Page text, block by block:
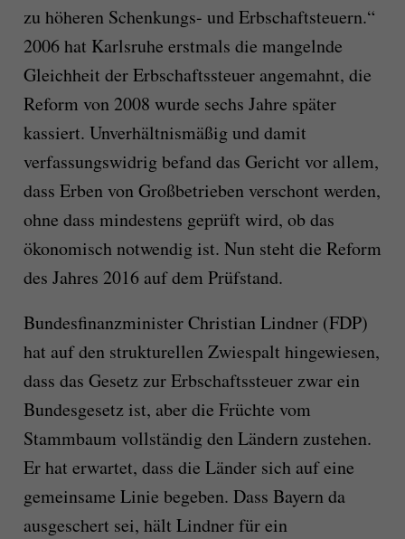
zu höheren Schenkungs- und Erbschaftsteuern.“
2006 hat Karlsruhe erstmals die mangelnde
Gleichheit der Erbschaftssteuer angemahnt, die
Reform von 2008 wurde sechs Jahre später
kassiert. Unverhältnismäßig und damit
verfassungswidrig befand das Gericht vor allem,
dass Erben von Großbetrieben verschont werden,
ohne dass mindestens geprüft wird, ob das
ökonomisch notwendig ist. Nun steht die Reform
des Jahres 2016 auf dem Prüfstand.
Bundesfinanzminister Christian Lindner (FDP)
hat auf den strukturellen Zwiespalt hingewiesen,
dass das Gesetz zur Erbschaftssteuer zwar ein
Bundesgesetz ist, aber die Früchte vom
Stammbaum vollständig den Ländern zustehen.
Er hat erwartet, dass die Länder sich auf eine
gemeinsame Linie begeben. Dass Bayern da
ausgeschert sei, hält Lindner für ein